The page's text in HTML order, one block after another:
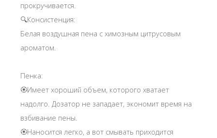
прокручивается.
🔍Консистенция:
Белая воздушная пена с химозным цитрусовым
ароматом.
Пенка:
🏵Имеет хороший объем, которого хватает
надолго. Дозатор не западает, экономит время на
взбивание пены.
🏵Наносится легко, а вот смывать приходится